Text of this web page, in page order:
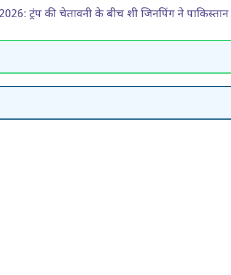
ट्रंप की चेतावनी के बीच शी जिनपिंग ने पाकिस्तान